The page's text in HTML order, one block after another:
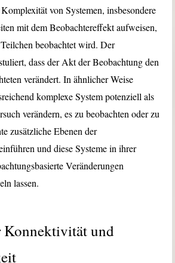
von Systemen, insbesondere
mit dem Beobachtereffekt aufweisen,
beobachtet wird. Der
dass der Akt der Beobachtung den
verändert. In ähnlicher Weise
komplexe System potenziell als
verändern, es zu beobachten oder zu
zusätzliche Ebenen der
und diese Systeme in ihrer
Veränderungen
lassen.
Konnektivität und